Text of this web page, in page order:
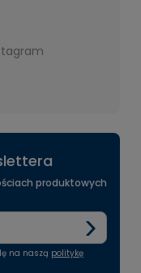
produktowych
na naszą politykę